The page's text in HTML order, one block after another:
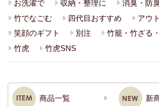
お洗濯で
収納・整理に
消臭・防
竹でなごむ
四代目おすすめ
アウ
笑顔のギフト
別注
竹籠・竹ざる
竹虎
竹虎SNS
商品一覧 新